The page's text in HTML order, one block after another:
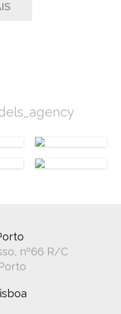
nº66 R/C